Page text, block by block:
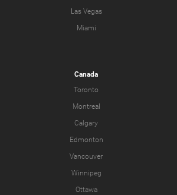
Las Vegas
Miami
Canada
Toronto
Montreal
Calgary
Edmonton
Vancouver
Winnipeg
Ottawa